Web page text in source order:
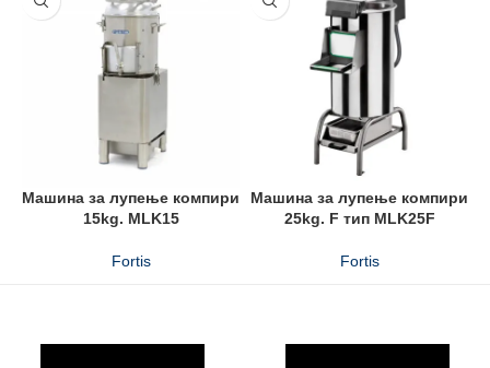
Машина за лупење компири
15kg. MLK15
Fortis
Машина за лупење компири
25kg. F тип MLK25F
Fortis